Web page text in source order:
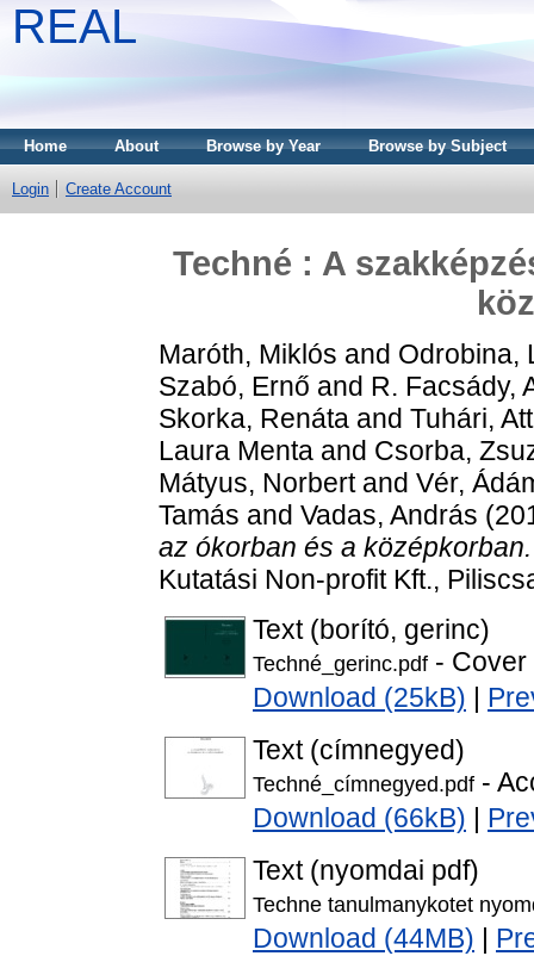
REAL
Home About Browse by Year Browse by Subject
Login Create Account
Techné : A
Maróth, Miklós and Odrobina,
Szabó, Ernő and R. Facsády,
Skorka, Renáta and Tuhári,
Laura Menta and Csorba,
Mátyus, Norbertand Vér,
Tamás and Vadas, András
az ókorban és a középkorban.
Kutatási Non-profit Kft.,
Text (borító, gerinc)
Techné_gerinc.pdf - Cover
Download (25kB)
Text (címnegyed)
Techné_címnegyed.pdf -
Download (66kB)
Text (nyomdai pdf)
Techne tanulmanykotet
Download (44MB)